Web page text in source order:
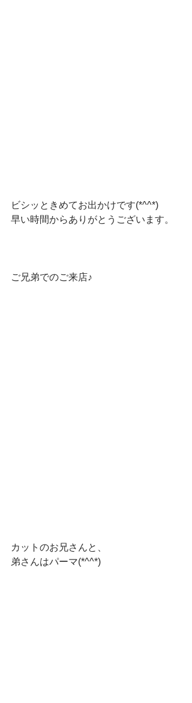
ビシッときめてお出かけです(*^^*)
早い時間からありがとうございます。
ご兄弟でのご来店♪
カットのお兄さんと、
弟さんはパーマ(*^^*)